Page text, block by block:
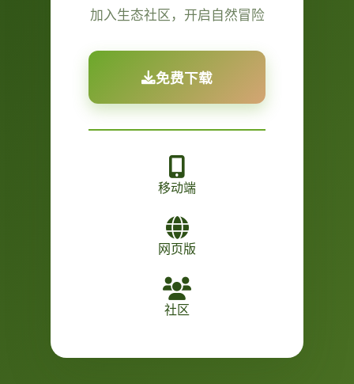
加入生态社区，开启自然冒险
免费下载
移动端
网页版
社区